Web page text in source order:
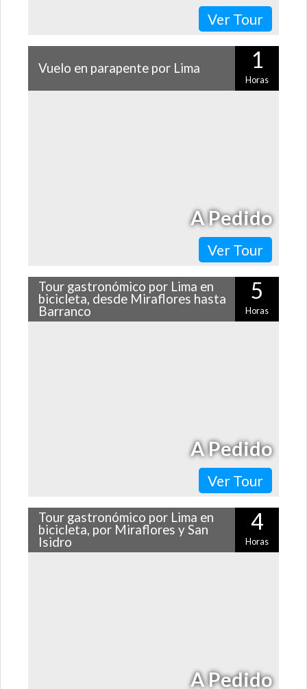
Ver Tour
Vuelo en parapente por Lima 1
Horas
Ver Tour
A Pedido
Tour gastronómico por Lima en
bicicleta, desde Miraflores hasta
Barranco
5
Horas
Ver Tour
A Pedido
Tour gastronómico por Lima en
bicicleta, por Miraflores y San
Isidro
4
Horas
A Pedido